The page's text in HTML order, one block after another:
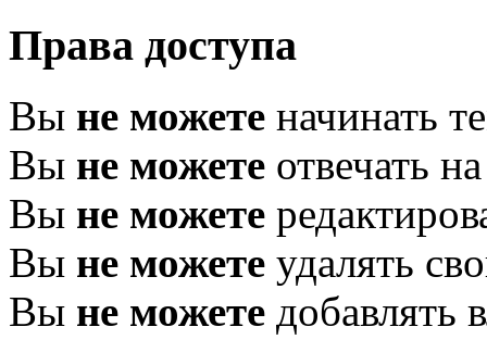
Права доступа
Вы не можете начинать
Вы не можете отвечать
Вы не можете
Вы не можете удалять
Вы не можете добавлять